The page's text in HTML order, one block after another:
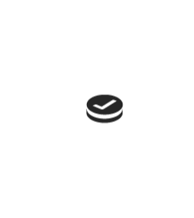
VGE Pro fait partie deVGE B.V.